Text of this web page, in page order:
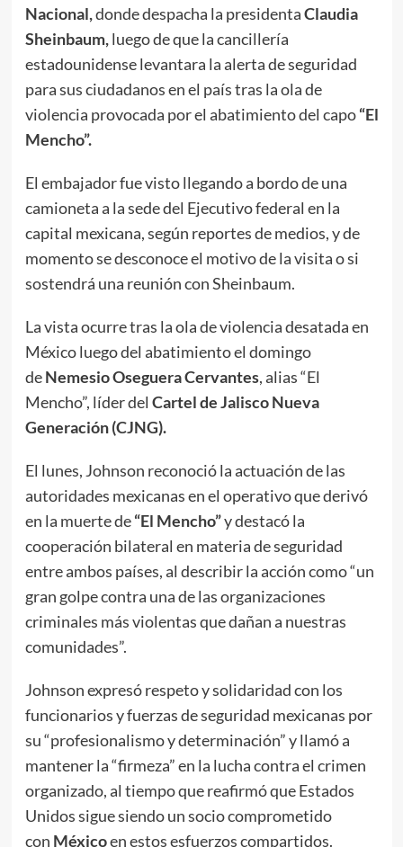
Nacional,donde despacha la presidentaClaudia
Sheinbaum,luego de que la cancillería
estadounidense levantara la alerta de seguridad
para sus ciudadanos en el país tras la ola de
violencia provocada por el abatimiento del capo“El
Mencho”.
El embajador fue visto llegando a bordo de una
camioneta a la sede del Ejecutivo federal en la
capital mexicana, según reportes de medios, y de
momento se desconoce el motivo de la visita o si
sostendrá una reunión con Sheinbaum.
La vista ocurre tras la ola de violencia desatada en
México luego del abatimiento el domingo
deNemesio Oseguera Cervantes, alias “El
Mencho”, líder del Cartel de Jalisco Nueva
Generación (CJNG).
El lunes, Johnson reconoció la actuación de las
autoridades mexicanas en el operativo que derivó
en la muerte de“El Mencho”y destacó la
cooperación bilateral en materia de seguridad
entre ambos países, al describir la acción como “un
gran golpe contra una de las organizaciones
criminales más violentas que dañan a nuestras
comunidades”.
Johnson expresó respeto y solidaridad con los
funcionarios y fuerzas de seguridad mexicanas por
su “profesionalismo y determinación” y llamó a
mantener la “firmeza” en la lucha contra el crimen
organizado, al tiempo que reafirmó que Estados
Unidos sigue siendo un socio comprometido
con Méxicoen estos esfuerzos compartidos.